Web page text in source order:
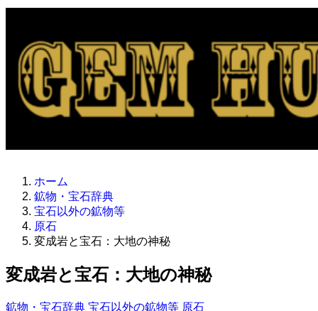
ホーム
鉱物・宝石辞典
宝石以外の鉱物等
原石
変成岩と宝石：大地の神秘
変成岩と宝石：大地の神秘
鉱物・宝石辞典 宝石以外の鉱物等 原石